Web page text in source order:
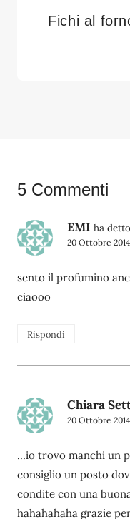
Fichi al
5 Commenti
EMI ha
20 Ottobre
sento il profumino
ciaooo
Rispondi
Chiara
20 Ottobre 2014
…io trovo manchi un
consiglio un posto
condite con una
hahahahaha grazie